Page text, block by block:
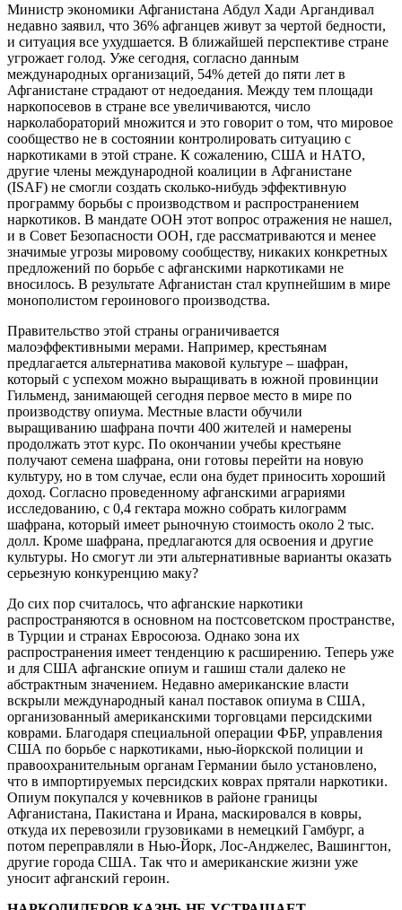
Министр экономики Афганистана Абдул Хади Аргандивал
недавно заявил, что 36% афганцев живут за чертой бедности,
и ситуация все ухудшается. В ближайшей перспективе стране
угрожает голод. Уже сегодня, согласно данным
международных организаций, 54% детей до пяти лет в
Афганистане страдают от недоедания. Между тем площади
наркопосевов в стране все увеличиваются, число
нарколабораторий множится и это говорит о том, что мировое
сообщество не в состоянии контролировать ситуацию с
наркотиками в этой стране. К сожалению, США и НАТО,
другие члены международной коалиции в Афганистане
(ISAF) не смогли создать сколько-нибудь эффективную
программу борьбы с производством и распространением
наркотиков. В мандате ООН этот вопрос отражения не нашел,
и в Совет Безопасности ООН, где рассматриваются и менее
значимые угрозы мировому сообществу, никаких конкретных
предложений по борьбе с афганскими наркотиками не
вносилось. В результате Афганистан стал крупнейшим в мире
монополистом героинового производства.
Правительство этой страны ограничивается
малоэффективными мерами. Например, крестьянам
предлагается альтернатива маковой культуре – шафран,
который с успехом можно выращивать в южной провинции
Гильменд, занимающей сегодня первое место в мире по
производству опиума. Местные власти обучили
выращиванию шафрана почти 400 жителей и намерены
продолжать этот курс. По окончании учебы крестьяне
получают семена шафрана, они готовы перейти на новую
культуру, но в том случае, если она будет приносить хороший
доход. Согласно проведенному афганскими аграриями
исследованию, с 0,4 гектара можно собрать килограмм
шафрана, который имеет рыночную стоимость около 2 тыс.
долл. Кроме шафрана, предлагаются для освоения и другие
культуры. Но смогут ли эти альтернативные варианты оказать
серьезную конкуренцию маку?
До сих пор считалось, что афганские наркотики
распространяются в основном на постсоветском пространстве,
в Турции и странах Евросоюза. Однако зона их
распространения имеет тенденцию к расширению. Теперь уже
и для США афганские опиум и гашиш стали далеко не
абстрактным значением. Недавно американские власти
вскрыли международный канал поставок опиума в США,
организованный американскими торговцами персидскими
коврами. Благодаря специальной операции ФБР, управления
США по борьбе с наркотиками, нью-йоркской полиции и
правоохранительным органам Германии было установлено,
что в импортируемых персидских коврах прятали наркотики.
Опиум покупался у кочевников в районе границы
Афганистана, Пакистана и Ирана, маскировался в ковры,
откуда их перевозили грузовиками в немецкий Гамбург, а
потом переправляли в Нью-Йорк, Лос-Анджелес, Вашингтон,
другие города США. Так что и американские жизни уже
уносит афганский героин.